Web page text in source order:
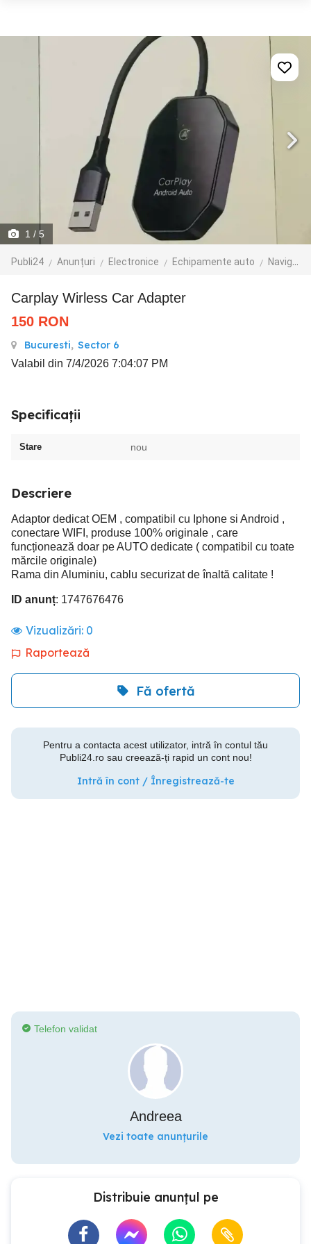
1 / 5
Publi24 Anunțuri Electronice Echipamente auto Navigatie GPS
Carplay Wirless Car Adapter
150 RON
Bucuresti, Sector 6
Valabil din 7/4/2026 7:04:07 PM
Specificații
Stare nou
Descriere
Adaptor dedicat OEM , compatibil cu Iphone si Android ,
conectare WIFI, produse 100% originale , care
funcționează doar pe AUTO dedicate ( compatibil cu toate
mărcile originale)
Rama din Aluminiu, cablu securizat de înaltă calitate !
ID anunț: 1747676476
Vizualizări: 0
Raportează
Fă ofertă
Pentru a contacta acest utilizator, intră în contul tău
Publi24.ro sau creează-ți rapid un cont nou!
Intră în cont / Înregistrează-te
Telefon validat
Andreea
Vezi toate anunțurile
Distribuie anunțul pe